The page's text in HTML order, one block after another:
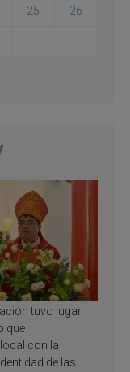
25 26
tuvo lugar
que
con la
de las